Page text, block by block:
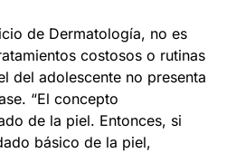
de Dermatología, no es
costosos o rutinas
del adolescente no presenta
“El concepto
de la piel. Entonces, si
básico de la piel,